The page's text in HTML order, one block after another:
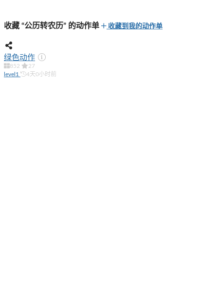
收藏 “公历转农历” 的动作单 收藏到我的动作单
绿色动作
852
27
level1
4天0小时前